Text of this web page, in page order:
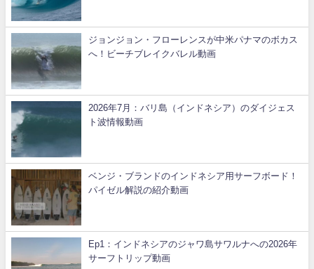
ジョンジョン・フローレンスが中米パナマのボカス
へ！ビーチブレイクバレル動画
2026年7月：バリ島（インドネシア）のダイジェス
ト波情報動画
ベンジ・ブランドのインドネシア用サーフボード！
パイゼル解説の紹介動画
Ep1：インドネシアのジャワ島サワルナへの2026年
サーフトリップ動画